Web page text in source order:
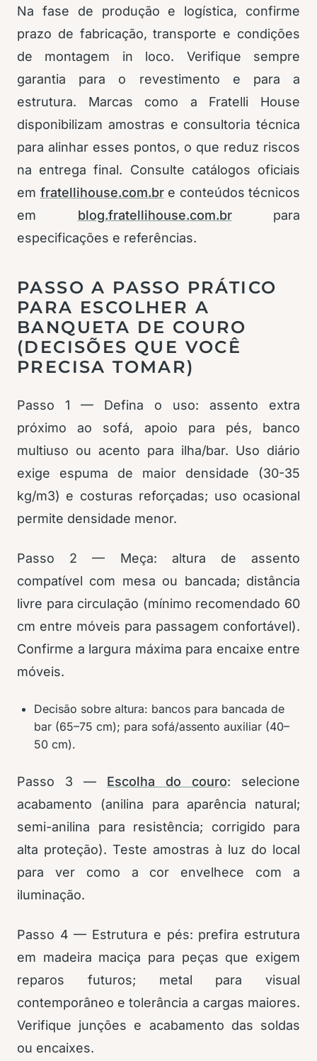
Na fase de produção e logística, confirme
prazo de fabricação, transporte e condições
de montagem in loco. Verifique sempre
garantia para o revestimento e para a
estrutura. Marcas como a Fratelli House
disponibilizam amostras e consultoria técnica
para alinhar esses pontos, o que reduz riscos
na entrega final. Consulte catálogos oficiais
em fratellihouse.com.bre conteúdos técnicos
em blog.fratellihouse.com.brpara
especificações e referências.
PASSO A PASSO PRÁTICO
PARA ESCOLHER A
BANQUETA DE COURO
(DECISÕES QUE VOCÊ
PRECISA TOMAR)
Passo 1 — Defina o uso: assento extra
próximo ao sofá, apoio para pés, banco
multiuso ou acento para ilha/bar. Uso diário
exige espuma de maior densidade (30-35
kg/m3) e costuras reforçadas; uso ocasional
permite densidade menor.
Passo 2 — Meça: altura de assento
compatível com mesa ou bancada; distância
livre para circulação (mínimo recomendado 60
cm entre móveis para passagem confortável).
Confirme a largura máxima para encaixe entre
móveis.
Decisão sobre altura: bancos para bancada de
bar (65–75 cm); para sofá/assento auxiliar (40–
50 cm).
Passo 3 — Escolha do couro: selecione
acabamento (anilina para aparência natural;
semi-anilina para resistência; corrigido para
alta proteção). Teste amostras à luz do local
para ver como a cor envelhece com a
iluminação.
Passo 4 — Estrutura e pés: prefira estrutura
em madeira maciça para peças que exigem
reparos futuros; metal para visual
contemporâneo e tolerância a cargas maiores.
Verifique junções e acabamento das soldas
ou encaixes.